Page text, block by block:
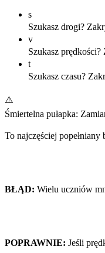
s
Szukasz drogi?
v
Szukasz prędkości?
t
Szukasz czasu?
⚠️
Śmiertelna pułapka:
To najczęściej popełniany
BŁĄD: Wielu uczniów
POPRAWNIE: Jeśli